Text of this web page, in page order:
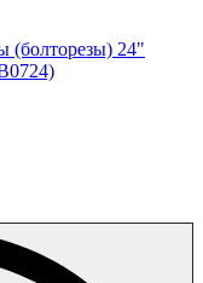
(болторезы) 24"